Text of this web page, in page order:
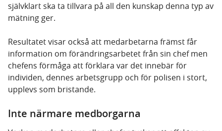
självklart ska ta tillvara på all den kunskap denna typ av
mätning ger.
Resultatet visar också att medarbetarna främst får
information om förändringsarbetet från sin chef men
chefens förmåga att förklara var det innebär för
individen, dennes arbetsgrupp och för polisen i stort,
upplevs som bristande.
Inte närmare medborgarna